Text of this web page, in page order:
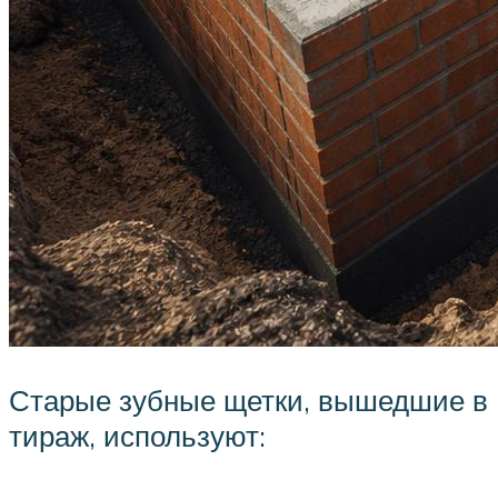
Старые зубные щетки, вышедшие в
тираж, используют: